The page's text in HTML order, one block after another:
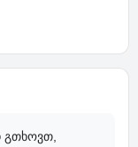
გთხოვთ,